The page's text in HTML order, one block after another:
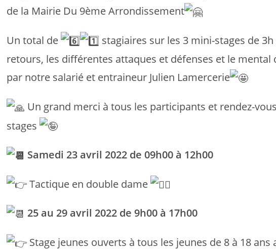
de la Mairie Du 9ème Arrondissement
Un total de
stagiaires sur les 3 mini-stages de
retours, les différentes attaques et défenses et le mental
par notre salarié et entraineur Julien Lamercerie
Un grand merci à tous les participants et rendez-
stages
Samedi 23 avril 2022 de 09h00 à 12h00
Tactique en double dame
25 au 29 avril 2022 de 9h00 à 17h00
Stage jeunes ouverts à tous les jeunes de 8 à 18 ans